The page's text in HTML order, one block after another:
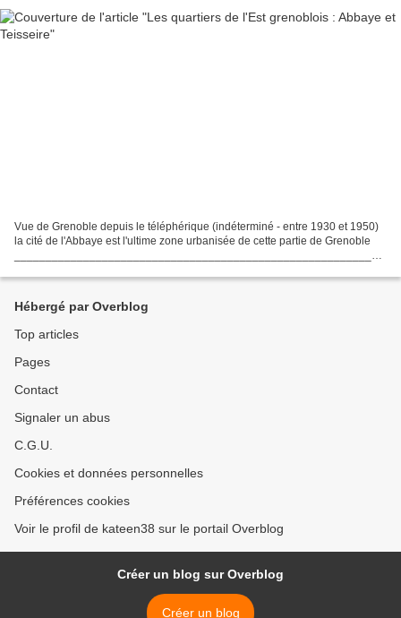
Vue de Grenoble depuis le téléphérique (indéterminé - entre 1930 et 1950)
la cité de l'Abbaye est l'ultime zone urbanisée de cette partie de Grenoble
___________________________________________________________
Hébergé par Overblog
Top articles
Pages
Contact
Signaler un abus
C.G.U.
Cookies et données personnelles
Préférences cookies
Voir le profil de kateen38 sur le portail Overblog
Créer un blog sur Overblog
Créer un blog